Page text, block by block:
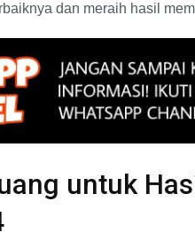
dan meraih hasil
untuk